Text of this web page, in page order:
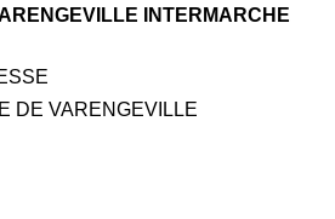
INTERMARCHE
DE VARENGEVILLE